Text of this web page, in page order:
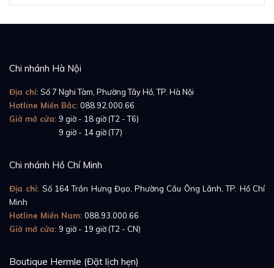
dùng dễ dàng thao tác và điều chỉnh kích cỡ sao cho
vừa vặn, thoải mái cổ tay khi đeo.
Chi nhánh Hà Nội
Địa chỉ: Số 7 Nghi Tàm, Phường Tây Hồ, TP. Hà Nội
Hotline Miền Bắc: 088.92.000.66
Giờ mở cửa: 9 giờ - 18 giờ (T2 - T6)
9 giờ - 14 giờ (T7)
Chi nhánh Hồ Chí Minh
Địa chỉ: Số 164 Trần Hưng Đạo, Phường Cầu Ông Lãnh, TP. Hồ Chí
Minh
Hotline Miền Nam: 088.93.000.66
Giờ mở cửa: 9 giờ - 19 giờ (T2 - CN)
Boutique Hermle (Đặt lịch hẹn)